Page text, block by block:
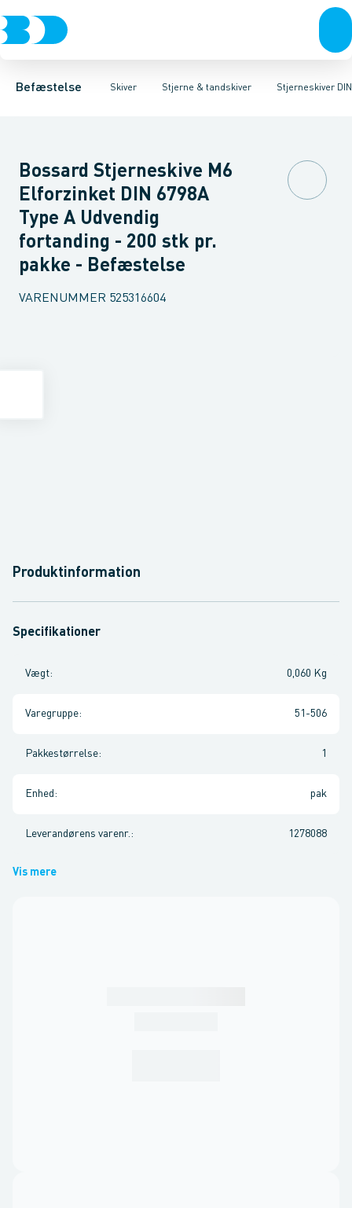
Befæstelse Skiver
Bolte & sætskruerMøtrikkerSkiverSkruerSøm & dykkere
Stjerne & tandskiver
Planskiver til udendørs brugPlanskiver til indendørs brug
Stjerneskiver DIN
Stjerneskiver DIN 6798A SortStjerneskiver DIN 6798A FZB
Bossard Stjerneskive M6
Elforzinket DIN 6798A
Type A Udvendig
fortanding - 200 stk pr.
pakke - Befæstelse
VARENUMMER 525316604
Produktinformation
Specifikationer
Vægt: 0,060 Kg
Varegruppe: 51-506
Pakkestørrelse: 1
Enhed : pak
Leverandørens varenr. : 1278088
Vis mere